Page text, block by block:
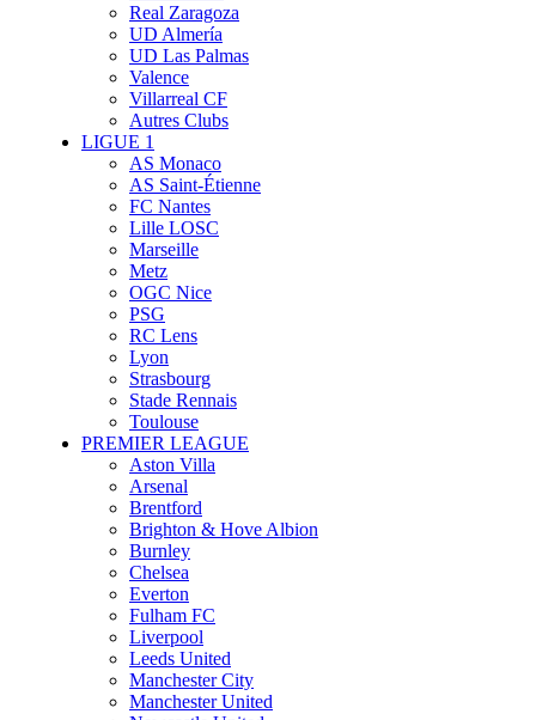
Real Zaragoza
UD Almería
UD Las Palmas
Valence
Villarreal CF
Autres Clubs
LIGUE 1
AS Monaco
AS Saint-Étienne
FC Nantes
Lille LOSC
Marseille
Metz
OGC Nice
PSG
RC Lens
Lyon
Strasbourg
Stade Rennais
Toulouse
PREMIER LEAGUE
Aston Villa
Arsenal
Brentford
Brighton & Hove Albion
Burnley
Chelsea
Everton
Fulham FC
Liverpool
Leeds United
Manchester City
Manchester United